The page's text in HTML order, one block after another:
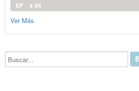
XP
x 66
Ver Más
Buscar...